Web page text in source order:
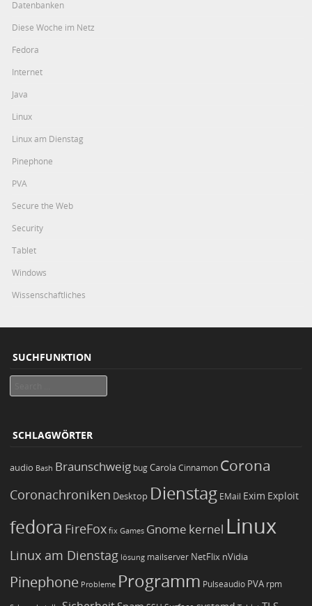
Datenbanken
Diese Woche im Netz
Fedora
Internet
Java
Linux
Linux am Dienstag
Pinephone
PVA
Secure the Web
Security
Tablet
Windows
Wissenschaftliches
SUCHFUNKTION
SCHLAGWÖRTER
audio Bash Braunschweig bugCarola Cinnamon Corona
Coronachroniken Desktop Dienstag EMail Exim Exploit
fedora FireFox fix Games Gnome kernel Linux
Linux am Dienstag lösung mailserver NetFlix nVidia
Pinephone Probleme Programm Pulseaudio PVA rpm